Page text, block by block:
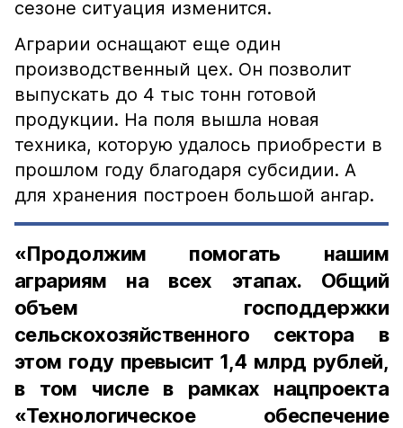
сезоне ситуация изменится.
Аграрии оснащают еще один
производственный цех. Он позволит
выпускать до 4 тыс тонн готовой
продукции. На поля вышла новая
техника, которую удалось приобрести в
прошлом году благодаря субсидии. А
для хранения построен большой ангар.
«Продолжим помогать нашим
аграриям на всех этапах. Общий
объем господдержки
сельскохозяйственного сектора в
этом году превысит 1,4 млрд рублей,
в том числе в рамках нацпроекта
«Технологическое обеспечение